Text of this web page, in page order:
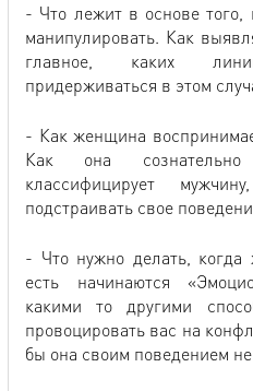
- Что лежит в основе
манипулировать. Как
главное, каких
придерживаться в этом
- Как женщина
Как она
классифицирует
подстраивать свое
- Что нужно делать,
есть начинаются
какими то другими
провоцировать вас на
бы она своим поведением